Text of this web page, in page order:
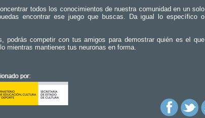
todos los conocimientos de nuestra comunidad en un solo
encontrar ese juego que buscas. Da igual lo específico o
podrás competir con tus amigos para demostrar quién es el que
mientras mantienes tus neuronas en forma.